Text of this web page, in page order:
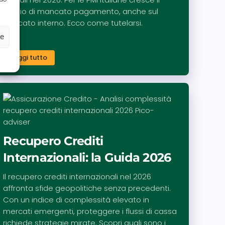
rischio di mancato pagamento, anche sul
mercato interno. Ecco come tutelarsi.
Leggi tutto
Recupero Crediti
Internazionali: la Guida 2026
Il recupero crediti internazionali nel 2026
affronta sfide geopolitiche senza precedenti.
Con un indice di complessità elevato in
mercati emergenti, proteggere i flussi di cassa
richiede strategie mirate. Scopri quali sono i